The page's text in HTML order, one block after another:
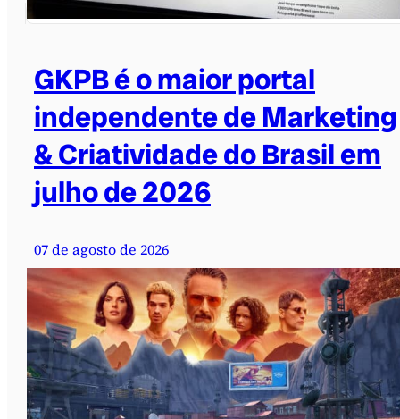
GKPB é o maior portal
independente de Marketing
& Criatividade do Brasil em
julho de 2026
07 de agosto de 2026